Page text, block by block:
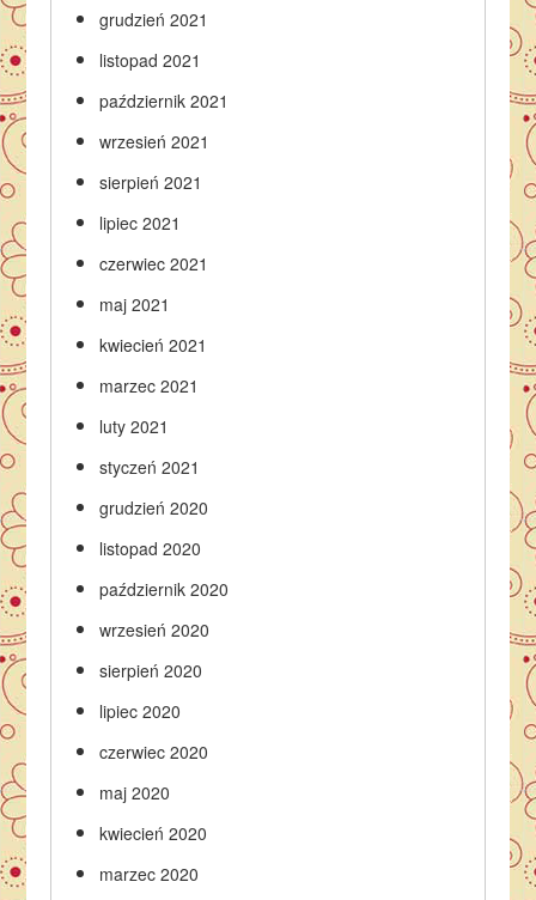
grudzień 2021
listopad 2021
październik 2021
wrzesień 2021
sierpień 2021
lipiec 2021
czerwiec 2021
maj 2021
kwiecień 2021
marzec 2021
luty 2021
styczeń 2021
grudzień 2020
listopad 2020
październik 2020
wrzesień 2020
sierpień 2020
lipiec 2020
czerwiec 2020
maj 2020
kwiecień 2020
marzec 2020